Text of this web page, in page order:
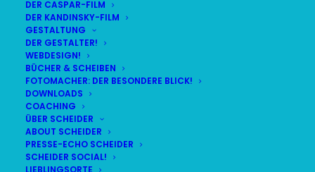
DER CASPAR-FILM
DER KANDINSKY-FILM
GESTALTUNG
DER GESTALTER!
WEBDESIGN!
BÜCHER & SCHEIBEN
FOTOMACHER: DER BESONDERE BLICK!
DOWNLOADS
COACHING
ÜBER SCHEIDER
ABOUT SCHEIDER
PRESSE-ECHO SCHEIDER
SCHEIDER SOCIAL!
LIEBLINGSORTE